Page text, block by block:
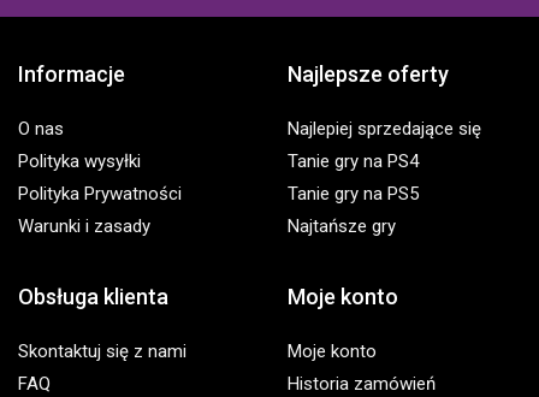
Informacje
O nas
Polityka wysyłki
Polityka Prywatności
Warunki i zasady
Najlepsze oferty
Najlepiej sprzedające się
Tanie gry na PS4
Tanie gry na PS5
Najtańsze gry
Obsługa klienta
Skontaktuj się z nami
FAQ
Moje konto
Moje konto
Historia zamówień